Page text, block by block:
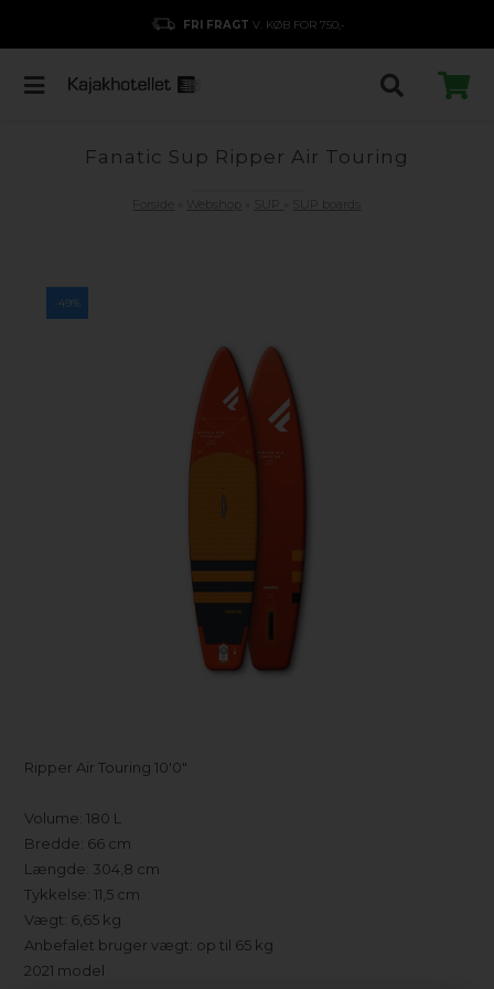
FRI FRAGT V. KØB FOR 750,-
Fanatic Sup Ripper Air Touring
-49%
Ripper Air Touring 10'0"
Volume: 180 L
Bredde: 66 cm
Længde: 304,8 cm
Tykkelse: 11,5 cm
Vægt: 6,65 kg
Anbefalet bruger vægt: op til 65 kg
2021 model